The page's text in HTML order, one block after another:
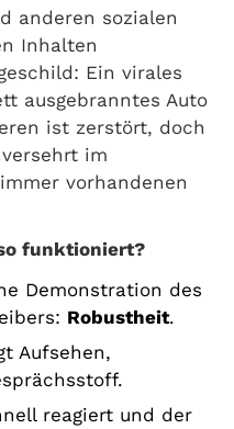
anderen sozialen
Inhalten
Ein virales
ausgebranntes Auto
ist zerstört, doch
im
vorhandenen
funktioniert?
Demonstration des
Robustheit.
Aufsehen,
reagiert und der